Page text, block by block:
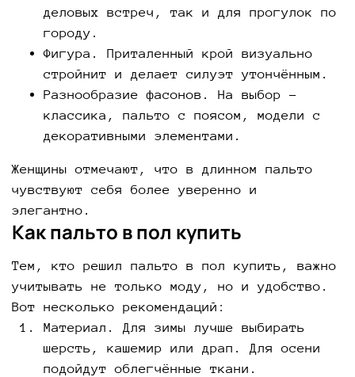
деловых встреч, так и для прогулок по
городу.
Фигура. Приталенный крой визуально
стройнит и делает силуэт утончённым.
Разнообразие фасонов. На выбор –
классика, пальто с поясом, модели с
декоративными элементами.
Женщины отмечают, что в длинном пальто
чувствуют себя более уверенно и
элегантно.
Как пальто в пол купить
Тем, кто решил пальто в пол купить, важно
учитывать не только моду, но и удобство.
Вот несколько рекомендаций:
Материал. Для зимы лучше выбирать
шерсть, кашемир или драп. Для осени
подойдут облегчённые ткани.